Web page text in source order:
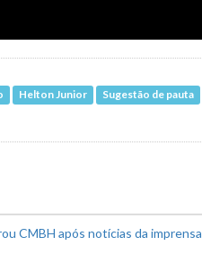
Helton Junior
Sugestão de pauta
CMBH após notícias da imprensa